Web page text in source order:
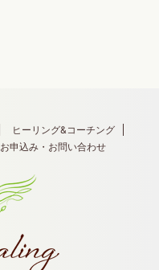
ヒーリング&コーチング
お申込み・お問い合わせ